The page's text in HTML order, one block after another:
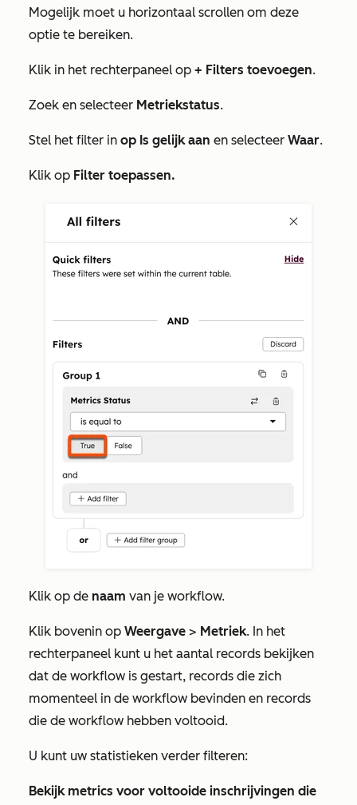
Mogelijk moet u horizontaal scrollen om deze
optie te bereiken.
Klik in het rechterpaneel op + Filters toevoegen.
Zoek en selecteer Metriekstatus.
Stel het filter in op Is gelijk aan en selecteer Waar.
Klik op Filter toepassen.
Klik op de naam van je workflow.
Klik bovenin op Weergave > Metriek. In het
rechterpaneel kunt u het aantal records bekijken
dat de workflow is gestart, records die zich
momenteel in de workflow bevinden en records
die de workflow hebben voltooid.
U kunt uw statistieken verder filteren:
Bekijk metrics voor voltooide inschrijvingen die